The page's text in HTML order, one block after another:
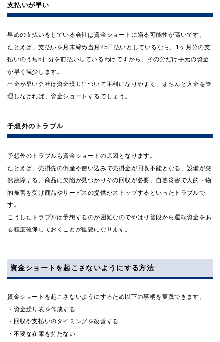
支払いが早い
早めの支払いをしている会社は資金ショートに陥る可能性が高いです。
たとえば、支払いを月末締め当月25日払いとしているなら、1ヶ月分の支
払いのうち5日分を前払いしているわけですから、その分だけ手元の資金
が早く減少します。
出金が早い会社は資金繰りについて不利になりやすく、きちんと入金を管
理しなければ、資金ショートするでしょう。
予想外のトラブル
予想外のトラブルも資金ショートの原因となります。
たとえば、売掛先の倒産や使い込みで売掛金が回収不能となる、設備が突
然故障する、商品に欠陥が見つかりその回収が必要、自然災害で人的・物
的被害を受け商品やサービスの提供がストップするといったトラブルで
す。
こうしたトラブルは予想するのが困難なのでやはり普段から運転資金をあ
る程度確保しておくことが重要になります。
資金ショートを起こさないようにする方法
資金ショートを起こさないようにするため以下の事柄を実践できます。
・資金繰り表を作成する
・回収や支払いのタイミングを改善する
・不要な在庫を持たない